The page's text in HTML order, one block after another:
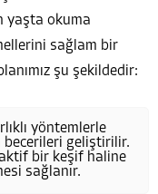
yaşta okuma
sağlam bir
şu şekildedir:
yöntemlerle
becerileri geliştirilir.
bir keşif haline
sağlanır.